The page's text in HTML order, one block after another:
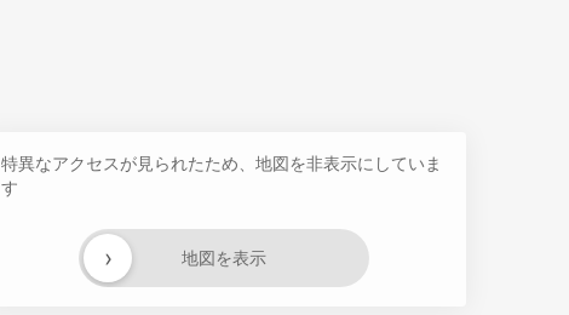
特異なアクセスが見られたため、地図を非表示にしていま
す
地図を表示
›